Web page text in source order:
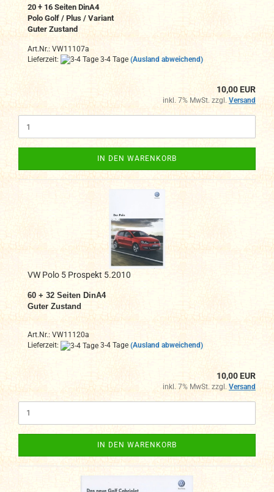
20 + 16 Seiten DinA4
Polo Golf / Plus / Variant
Guter Zustand
Art.Nr.: VW11107a
Lieferzeit:
3-4 Tage (Ausland abweichend)
10,00 EUR
inkl. 7% MwSt. zzgl. Versand
IN DEN WARENKORB
VW Polo 5 Prospekt 5.2010
60 + 32 Seiten DinA4
Guter Zustand
Art.Nr.: VW11120a
Lieferzeit:
3-4 Tage (Ausland abweichend)
10,00 EUR
inkl. 7% MwSt. zzgl. Versand
IN DEN WARENKORB